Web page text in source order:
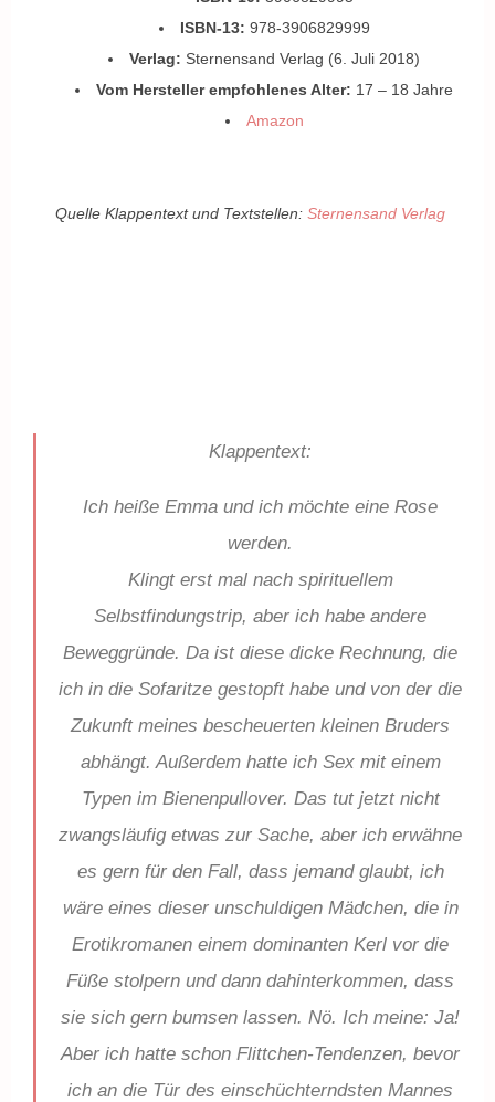
ISBN-13: 978-3906829999
Verlag: Sternensand Verlag (6. Juli 2018)
Vom Hersteller empfohlenes Alter: 17 – 18 Jahre
Amazon
Quelle Klappentext und Textstellen: Sternensand Verlag
Klappentext:
Ich heiße Emma und ich möchte eine Rose
werden.
Klingt erst mal nach spirituellem
Selbstfindungstrip, aber ich habe andere
Beweggründe. Da ist diese dicke Rechnung, die
ich in die Sofaritze gestopft habe und von der die
Zukunft meines bescheuerten kleinen Bruders
abhängt. Außerdem hatte ich Sex mit einem
Typen im Bienenpullover. Das tut jetzt nicht
zwangsläufig etwas zur Sache, aber ich erwähne
es gern für den Fall, dass jemand glaubt, ich
wäre eines dieser unschuldigen Mädchen, die in
Erotikromanen einem dominanten Kerl vor die
Füße stolpern und dann dahinterkommen, dass
sie sich gern bumsen lassen. Nö. Ich meine: Ja!
Aber ich hatte schon Flittchen-Tendenzen, bevor
ich an die Tür des einschüchterndsten Mannes